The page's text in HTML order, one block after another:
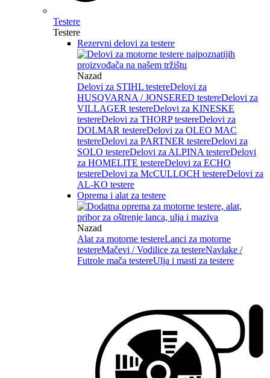
Testere
Testere
Rezervni delovi za testere
Nazad
Delovi za STIHL testereDelovi za
HUSQVARNA / JONSERED testereDelovi za
VILLAGER testereDelovi za KINESKE
testereDelovi za THORP testereDelovi za
DOLMAR testereDelovi za OLEO MAC
testereDelovi za PARTNER testereDelovi za
SOLO testereDelovi za ALPINA testereDelovi
za HOMELITE testereDelovi za ECHO
testereDelovi za McCULLOCH testereDelovi za
AL-KO testere
Oprema i alat za testere
Nazad
Alat za motorne testereLanci za motorne
testereMačevi / Vodilice za testereNavlake /
Futrole mača testereUlja i masti za testere